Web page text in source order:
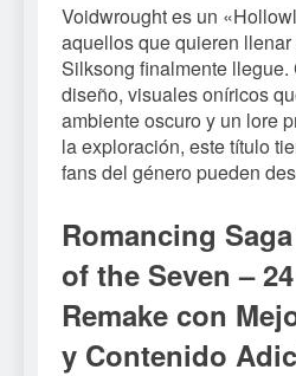
Voidwrought es un
aquellos que quieren
Silksong finalmente
diseño, visuales oníricos
ambiente oscuro y un lore
la exploración, este título
fans del género pueden
Romancing
of the Seven –
Remake con
y Contenido